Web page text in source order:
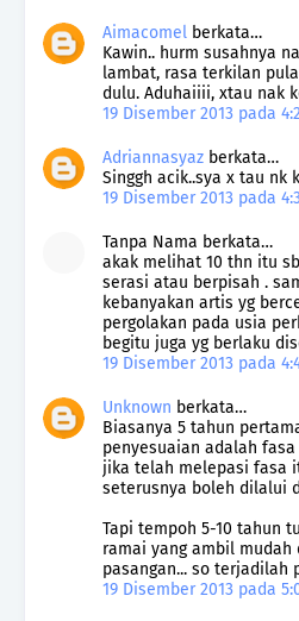
Aimacomel berkata…
Kawin.. hurm susahnya
lambat, rasa terkilan
dulu. Aduhaiiii, xtau nak
19 Disember 2013 pada
Adriannasyaz berkata…
Singgh acik..sya x tau nk
19 Disember 2013 pada
Tanpa Nama berkata…
akak melihat 10 thn itu
serasi atau berpisah .
kebanyakan artis yg
pergolakan pada usia
begitu juga yg berlaku
19 Disember 2013 pada
Unknown berkata…
Biasanya 5 tahun
penyesuaian adalah
jika telah melepasi fasa
seterusnya boleh dilalui
Tapi tempoh 5-10 tahun
ramai yang ambil mudah
pasangan... so terjadilah
19 Disember 2013 pada